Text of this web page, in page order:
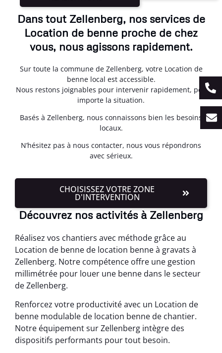
Dans tout Zellenberg, nos services de
Location de benne proche de chez
vous, nous agissons rapidement.
Sur toute la commune de Zellenberg, votre Location de
benne local est accessible.
Nous restons joignables pour intervenir rapidement, peu
importe la situation.
Basés à Zellenberg, nous connaissons bien les besoins
locaux.
N’hésitez pas à nous contacter, nous vous répondrons
avec sérieux.
CHOISISSEZ VOTRE ZONE
D'INTERVENTION
Découvrez nos activités à Zellenberg
Réalisez vos chantiers avec méthode grâce au
Location de benne de location benne à gravats à
Zellenberg. Notre compétence offre une gestion
millimétrée pour louer une benne dans le secteur
de Zellenberg.
Renforcez votre productivité avec un Location de
benne modulable de location benne de chantier.
Notre équipement sur Zellenberg intègre des
dispositifs performants pour tout besoin.